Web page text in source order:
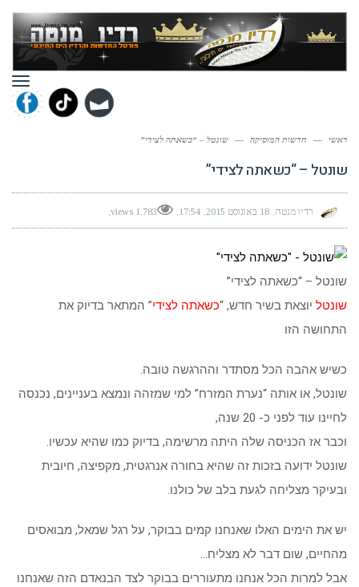
ראשי — חדשות המוסיקה — שונטל – “כשאתה לצידי”
שונטל – “כשאתה לצידי”
רדיו מנטה 18 באוגוסט 2015 17:54
1,783 views
שונטל – “כשאתה לצידי”
שונטל יוצאת בשיר חדש, “כשאתה לצידי” המתאר בדיוק את
התחושה הזו
כשיש אהבה הכל מסתדר וההרגשה טובה.
שונטל, או אותה “נערת המזרח” למי שמזהה ונמצא בעניינים, נכנסה
לחיינו עוד לפני כ- 20 שנה,
וכבר אז הכניסה שלה היתה מרשימה, בדיוק כמו שהיא עכשיו.
שונטל ידועה בזכות זה שהיא בחורה אנרגטית, מקפיצה, חיובית
ובעיקר מצליחה לגעת בלב של כולנו.
יש את הימים האלו שאנחנו קמים בבוקר, על רגל שמאל, מבואסים
מהחיים, שום דבר לא מצליח…
אבל למרות הכל אנחנו מתעוררים בבוקר לצד הבנאדם הזה שאנחנו